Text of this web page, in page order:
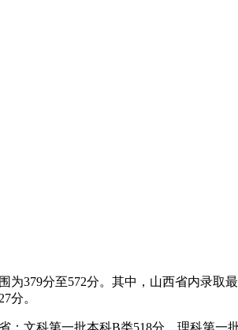
379分至572分。其中，山西省内录取
分。
文科第一批本科B类518分，理科第一